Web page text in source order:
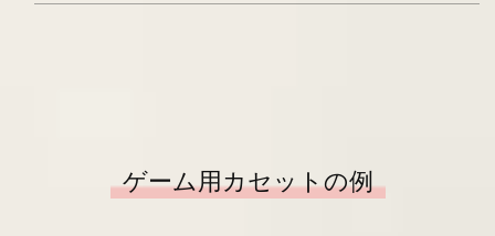
ゲーム用カセットの例